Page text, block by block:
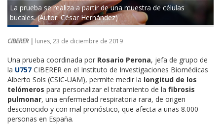
La prueba se realiza a partir de una muestra de células
bucales. (Autor: César Hernández)
CIBERER | lunes, 23 de diciembre de 2019
Una prueba coordinada por Rosario Perona, jefa de grupo de
la U757 CIBERER en el Instituto de Investigaciones Biomédicas
Alberto Sols (CSIC-UAM), permite medir la longitud de los
telómeros para personalizar el tratamiento de la fibrosis
pulmonar, una enfermedad respiratoria rara, de origen
desconocido y con mal pronóstico, que afecta a unas 8.000
personas en España.